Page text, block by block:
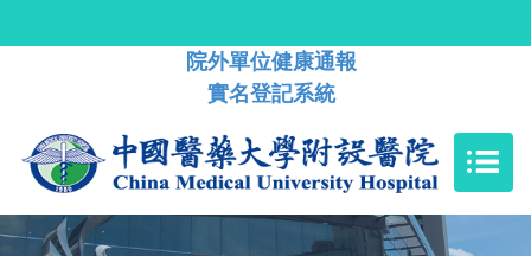
院外單位健康通報
實名登記系統